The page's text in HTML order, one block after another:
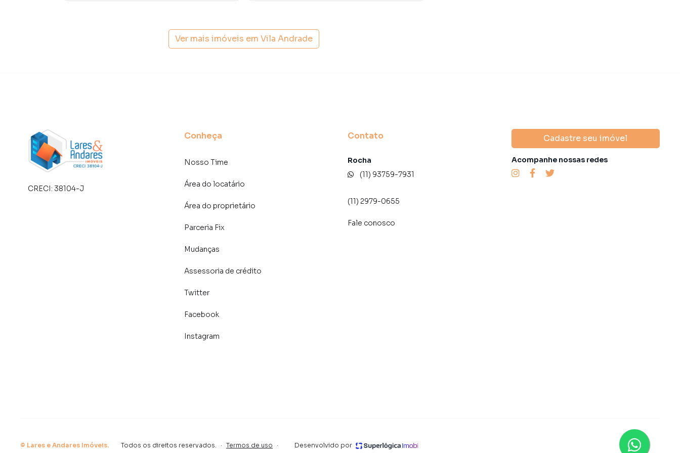
Anuncie seu imóvel! É fácil, rápido e gratuito! A Lares e Andares Imóveis é uma imobiliária digital com
imóveis em diversas cidades do Brasil, incluindo São Paulo.
atender proprietários e inquilinos.
Ver mais imóveis em Vila Andrade
CRECI: 38104-J
Conheça
Nosso Time
Área do locatário
Área do proprietário
Parceria Fix
Mudanças
Assessoria de crédito
Twitter
Facebook
Instagram
Contato
Rocha
(11) 93759-7931
(11) 2979-0655
Fale conosco
Cadastre seu imóvel
Acompanhe nossas redes
© Lares e Andares Imóveis. Todos os direitos reservados. · Termos de uso · Desenvolvido por